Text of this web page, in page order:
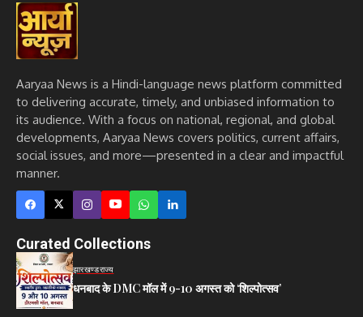
Aaryaa News is a Hindi-language news platform committed
to delivering accurate, timely, and unbiased information to
its audience. With a focus on national, regional, and global
developments, Aaryaa News covers politics, current affairs,
social issues, and more—presented in a clear and impactful
manner.
Curated Collections
झारखण्डराज्य
धनबाद के DMC मॉल में 9-10 अगस्त को ‘शिल्पोत्सव’